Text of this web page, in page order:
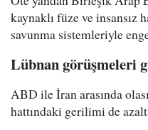
kaynaklı füze ve insansız
savunma sistemleriyle
Lübnan görüşmeleri
ABD ile İran arasında
hattındaki gerilimi de